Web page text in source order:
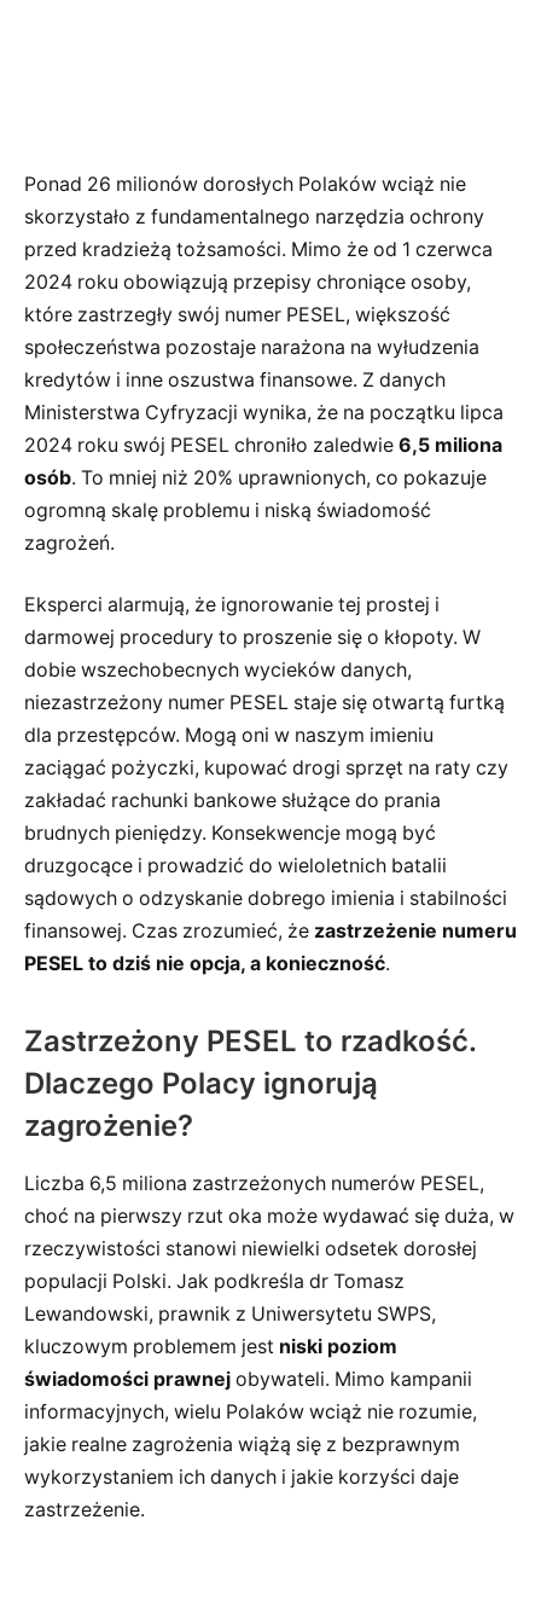
Ponad 26 milionów dorosłych Polaków wciąż nie
skorzystało z fundamentalnego narzędzia ochrony
przed kradzieżą tożsamości. Mimo że od 1 czerwca
2024 roku obowiązują przepisy chroniące osoby,
które zastrzegły swój numer PESEL, większość
społeczeństwa pozostaje narażona na wyłudzenia
kredytów i inne oszustwa finansowe. Z danych
Ministerstwa Cyfryzacji wynika, że na początku lipca
2024 roku swój PESEL chroniło zaledwie 6,5 miliona
osób. To mniej niż 20% uprawnionych, co pokazuje
ogromną skalę problemu i niską świadomość
zagrożeń.
Eksperci alarmują, że ignorowanie tej prostej i
darmowej procedury to proszenie się o kłopoty. W
dobie wszechobecnych wycieków danych,
niezastrzeżony numer PESEL staje się otwartą furtką
dla przestępców. Mogą oni w naszym imieniu
zaciągać pożyczki, kupować drogi sprzęt na raty czy
zakładać rachunki bankowe służące do prania
brudnych pieniędzy. Konsekwencje mogą być
druzgocące i prowadzić do wieloletnich batalii
sądowych o odzyskanie dobrego imienia i stabilności
finansowej. Czas zrozumieć, że zastrzeżenie numeru
PESEL to dziś nie opcja, a konieczność.
Zastrzeżony PESEL to rzadkość.
Dlaczego Polacy ignorują
zagrożenie?
Liczba 6,5 miliona zastrzeżonych numerów PESEL,
choć na pierwszy rzut oka może wydawać się duża, w
rzeczywistości stanowi niewielki odsetek dorosłej
populacji Polski. Jak podkreśla dr Tomasz
Lewandowski, prawnik z Uniwersytetu SWPS,
kluczowym problemem jest niski poziom
świadomości prawnej obywateli. Mimo kampanii
informacyjnych, wielu Polaków wciąż nie rozumie,
jakie realne zagrożenia wiążą się z bezprawnym
wykorzystaniem ich danych i jakie korzyści daje
zastrzeżenie.